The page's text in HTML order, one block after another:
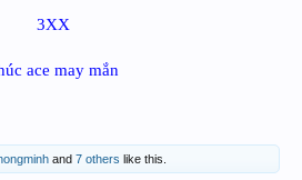
3XX
ace may mắn
and 7 others like this.